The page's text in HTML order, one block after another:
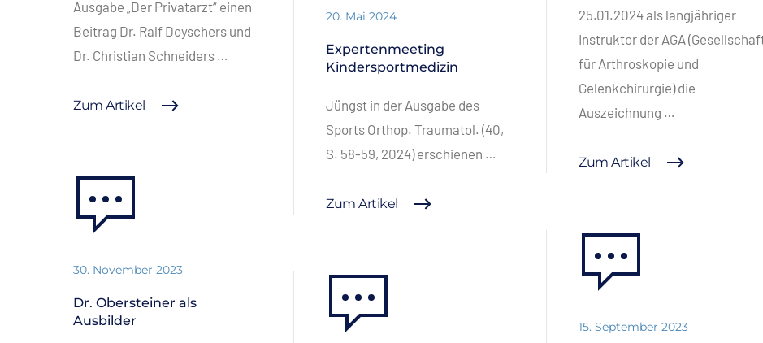
Ausgabe „Der Privatarzt“ einen
Beitrag Dr. Ralf Doyschers und
Dr. Christian Schneiders …
Zum Artikel
20. Mai 2024
Expertenmeeting
Kindersportmedizin
Jüngst in der Ausgabe des
Sports Orthop. Traumatol. (40,
S. 58-59, 2024) erschienen …
Zum Artikel
25.01.2024 als langjähriger
Instruktor der AGA
für Arthroskopie und
Gelenkchirurgie) die
Auszeichnung …
Zum Artikel
30. November 2023
Dr. Obersteiner als
Ausbilder
15. September 2023